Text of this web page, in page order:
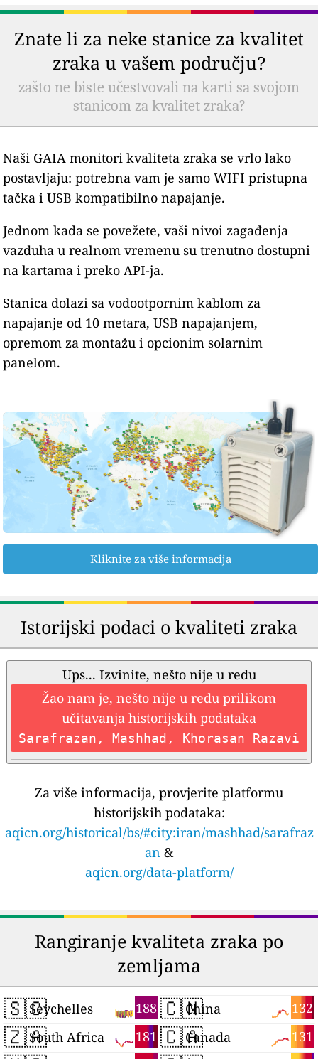
Znate li za neke stanice za kvalitet
zraka u vašem području?
zašto ne biste učestvovali na karti sa svojom
stanicom za kvalitet zraka?
Naši GAIA monitori kvaliteta zraka se vrlo lako
postavljaju: potrebna vam je samo WIFI pristupna
tačka i USB kompatibilno napajanje.
Jednom kada se povežete, vaši nivoi zagađenja
vazduha u realnom vremenu su trenutno dostupni
na kartama i preko API-ja.
Stanica dolazi sa vodootpornim kablom za
napajanje od 10 metara, USB napajanjem,
opremom za montažu i opcionim solarnim
panelom.
Kliknite za više informacija
Istorijski podaci o kvaliteti zraka
Ups... Izvinite, nešto nije u redu
Žao nam je, nešto nije u redu prilikom
učitavanja historijskih podataka
Sarafrazan, Mashhad, Khorasan Razavi
Za više informacija, provjerite platformu
historijskih podataka:
aqicn.org/historical/bs/#city:iran/mashhad/sarafraz
an &
aqicn.org/data-platform/
Rangiranje kvaliteta zraka po
zemljama
🇸🇨 188
Seychelles
🇿🇦 181
South Africa
🇨🇳 132
China
🇨🇦 131
Canada